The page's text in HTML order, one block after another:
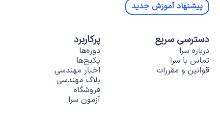
پیشنهاد آموزش جدید
دسترسی سریع
درباره سرا
تماس با سرا
قوانین و مقررات
پرکاربرد
دوره‌ها
پکیج‌ها
اخبار مهندسی
بلاگ مهندسی
فروشگاه
آزمون سرا